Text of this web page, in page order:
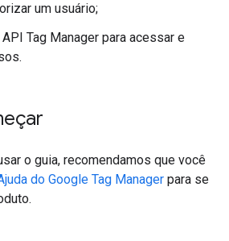
um usuário;
Tag Manager para acessar e
o guia, recomendamos que você
do Google Tag Manager para se